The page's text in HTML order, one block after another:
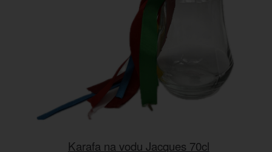
Karafa na vodu Jacques 70cl